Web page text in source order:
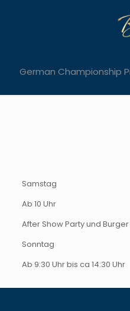
German Championship
Samstag
Ab 10 Uhr
After Show Party und
Sonntag
Ab 9:30 Uhr bis ca 14:30 Uhr